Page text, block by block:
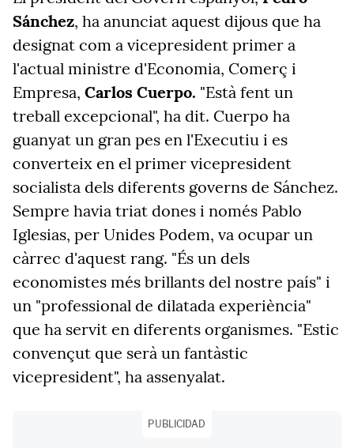
Sánchez, ha anunciat aquest dijous que ha
designat com a vicepresident primer a
l'actual ministre d'Economia, Comerç i
Empresa, Carlos Cuerpo. "Està fent un
treball excepcional", ha dit. Cuerpo ha
guanyat un gran pes en l'Executiu i es
converteix en el primer vicepresident
socialista dels diferents governs de Sánchez.
Sempre havia triat dones i només Pablo
Iglesias, per Unides Podem, va ocupar un
càrrec d'aquest rang. "És un dels
economistes més brillants del nostre país" i
un "professional de dilatada experiència"
que ha servit en diferents organismes. "Estic
convençut que serà un fantàstic
vicepresident", ha assenyalat.
PUBLICIDAD